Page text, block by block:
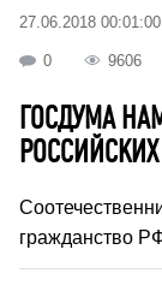
27.06.2018 00:01:00
0 9606
ГОСДУМА
гражданство